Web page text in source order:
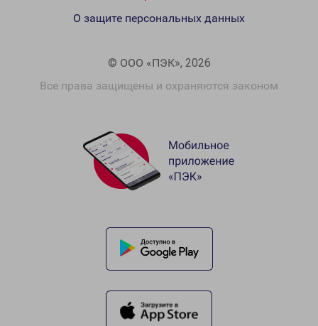
© ООО «ПЭК», 2026
Все права защищены и охраняются законом
О защите персональных данных